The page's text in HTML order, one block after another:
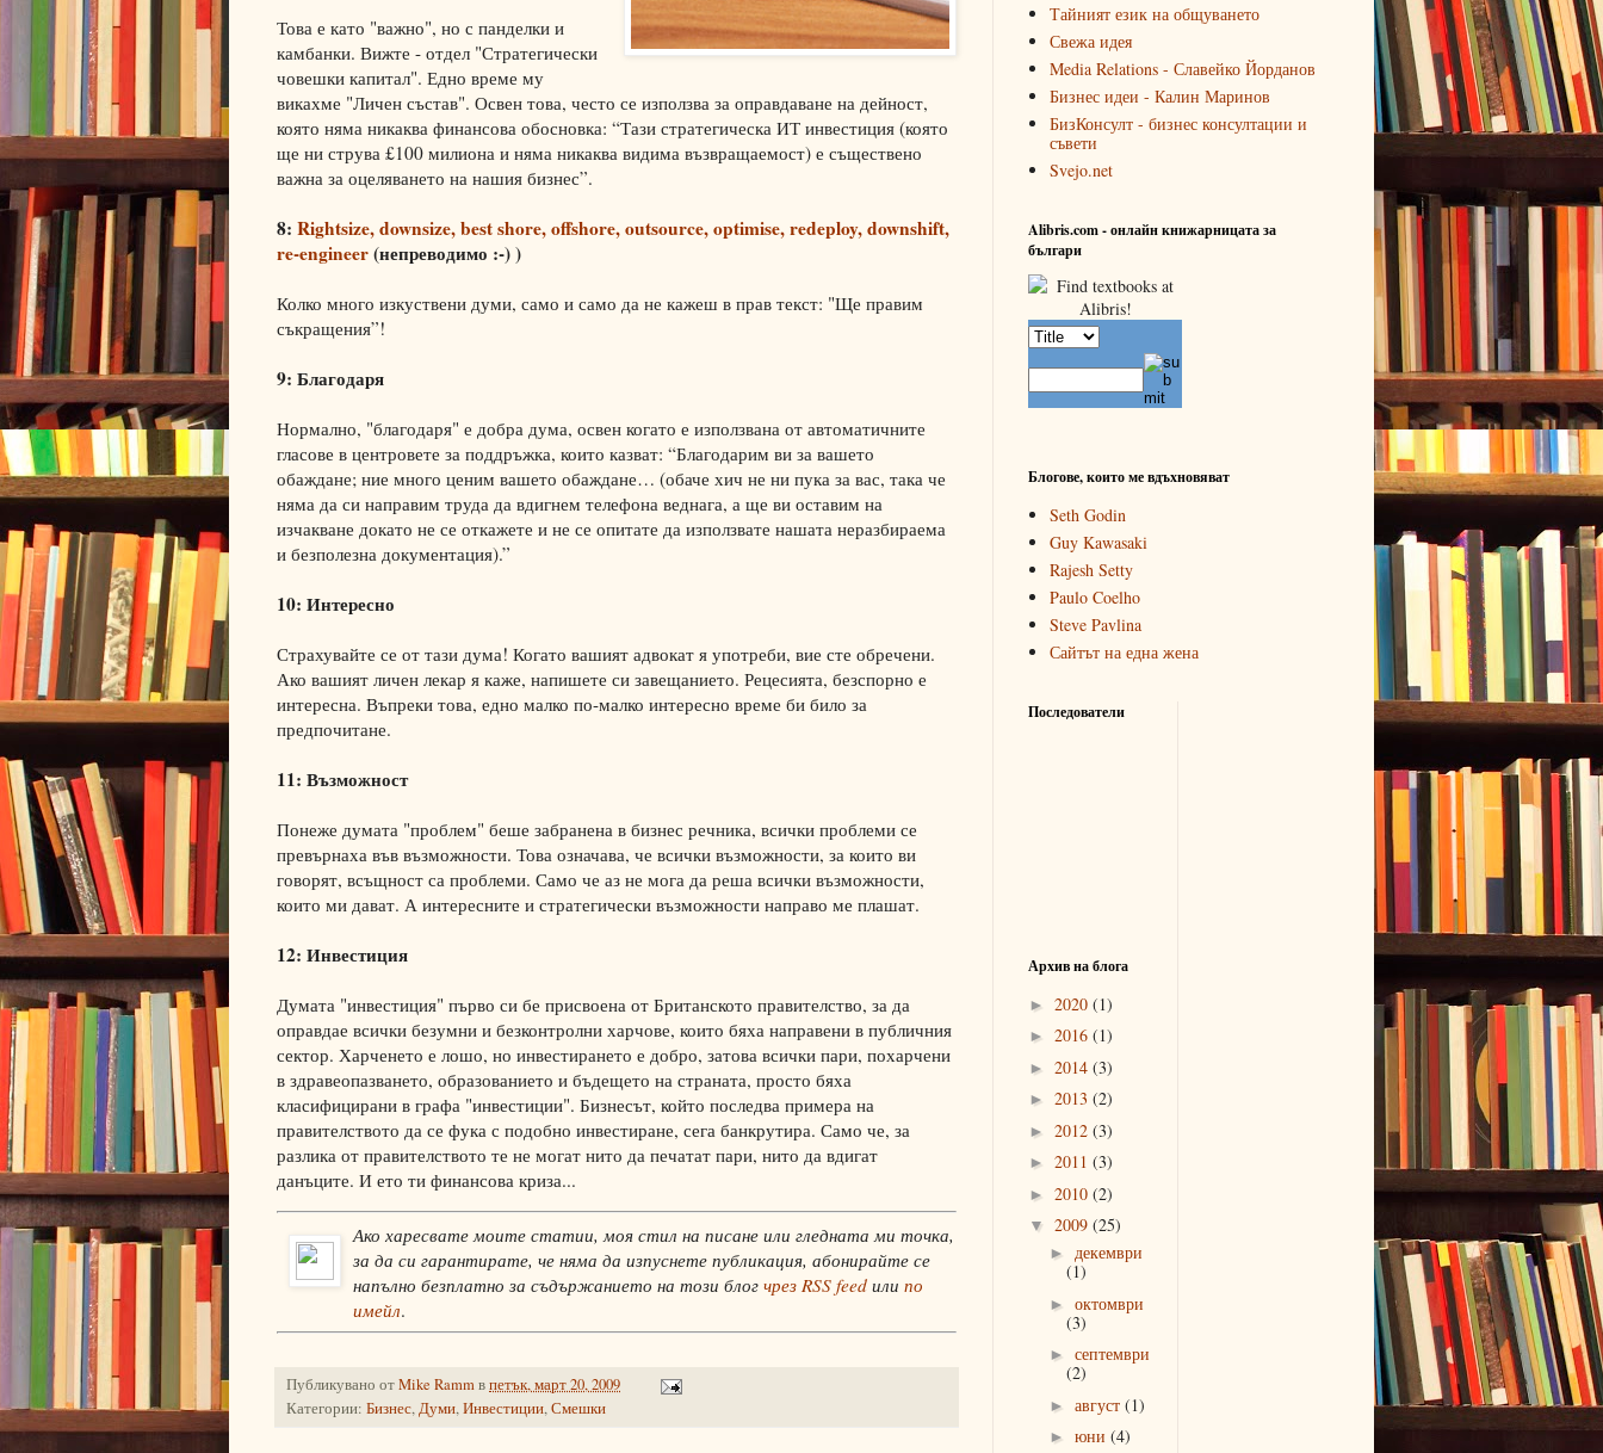
Това е като "важно", но с панделки и
камбанки. Вижте - отдел "Стратегически
човешки капитал". Едно време му
викахме "Личен състав". Освен това, често се използва за оправдаване на дейност,
която няма никаква финансова обосновка: “Тази стратегическа ИТ инвестиция (която
ще ни струва £100 милиона и няма никаква видима възвращаемост) е съществено
важна за оцеляването на нашия бизнес”.
8: Rightsize, downsize, best shore, offshore, outsource, optimise, redeploy, downshift,
re-engineer(непреводимо :-) )
Колко много изкуствени думи, само и само да не кажеш в прав текст: "Ще правим
съкращения”!
9: Благодаря
Нормално, "благодаря" е добра дума, освен когато е използвана от автоматичните
гласове в центровете за поддръжка, които казват: “Благодарим ви за вашето
обаждане; ние много ценим вашето обаждане… (обаче хич не ни пука за вас, така че
няма да си направим труда да вдигнем телефона веднага, а ще ви оставим на
изчакване докато не се откажете и не се опитате да използвате нашата неразбираема
и безполезна документация).”
10: Интересно
Страхувайте се от тази дума! Когато вашият адвокат я употреби, вие сте обречени.
Ако вашият личен лекар я каже, напишете си завещанието. Рецесията, безспорно е
интересна. Въпреки това, едно малко по-малко интересно време би било за
предпочитане.
11: Възможност
Понеже думата "проблем" беше забранена в бизнес речника, всички проблеми се
превърнаха във възможности. Това означава, че всички възможности, за които ви
говорят, всъщност са проблеми. Само че аз не мога да реша всички възможности,
които ми дават. А интересните и стратегически възможности направо ме плашат.
12: Инвестиция
Думата "инвестиция" първо си бе присвоена от Британското правителство, за да
оправдае всички безумни и безконтролни харчове, които бяха направени в публичния
сектор. Харченето е лошо, но инвестирането е добро, затова всички пари, похарчени
в здравеопазването, образованието и бъдещето на страната, просто бяха
класифицирани в графа "инвестиции". Бизнесът, който последва примера на
правителството да се фука с подобно инвестиране, сега банкрутира. Само че, за
разлика от правителството те не могат нито да печатат пари, нито да вдигат
данъците. И ето ти финансова криза...
Ако харесвате моите статии, моя стил на писане или гледната ми точка,
за да си гарантирате, че няма да изпуснете публикация, абонирайте се
напълно безплатно за съдържанието на този блог чрез RSS feed или по
имейл.
Публикувано отMike Rammвпетък, март 20, 2009
Категории: Бизнес,Думи,Инвестиции,Смешки
Тайният език на общуването
Свежа идея
Media Relations - Славейко Йорданов
Бизнес идеи - Калин Маринов
БизКонсулт - бизнес консултации и
съвети
Svejo.net
Alibris.com - онлайн книжарницата за
българи
Блогове, които ме вдъхновяват
Seth Godin
Guy Kawasaki
Rajesh Setty
Paulo Coelho
Steve Pavlina
Сайтът на една жена
Последователи
Архив на блога
► 2020 (1)
► 2016 (1)
► 2014 (3)
► 2013 (2)
► 2012 (3)
► 2011 (3)
► 2010 (2)
▼ 2009 (25)
► декември
(1)
► октомври
(3)
► септември
(2)
► август (1)
► юни (4)